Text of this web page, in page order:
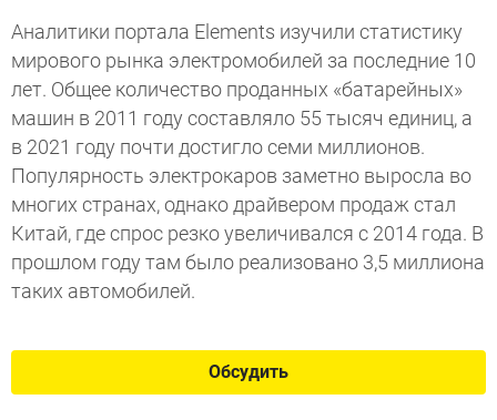
Аналитики портала Elements изучили статистику
мирового рынка электромобилей за последние 10
лет. Общее количество проданных «батарейных»
машин в 2011 году составляло 55 тысяч единиц, а
в 2021 году почти достигло семи миллионов.
Популярность электрокаров заметно выросла во
многих странах, однако драйвером продаж стал
Китай, где спрос резко увеличивался с 2014 года. В
прошлом году там было реализовано 3,5 миллиона
таких автомобилей.
Обсудить